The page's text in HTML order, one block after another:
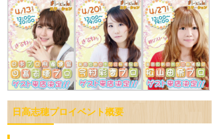
日高志穂プロイベント概要